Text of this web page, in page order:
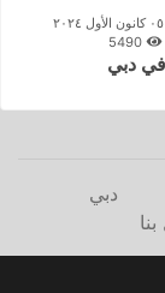
دبي
دبي